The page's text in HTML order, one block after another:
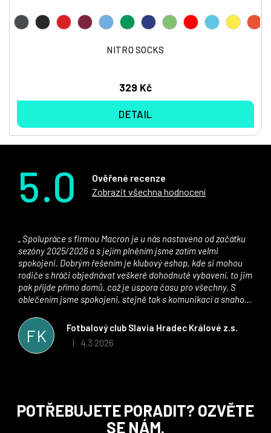
NITRO SOCKS
329 Kč
DETAIL
5.0
Ověřené recenze
Zobrazit všechna hodnocení
FK
Fotbalový club Slavia Hradec Králové z.s.
Hodnocení obchodu je 5 z 5 hvězdiček.
| 4.3.2026
sezóny 2025/2026 a s jejím plněním jsme zatím velmi
spokojeni. Dobrým řešením je klubový eshop, kde si mohou
rodiče s hráči objednávat veškeré dohodnuté vybavení, to jim
pak přijde přímo domů, což je úspora času pro všechny. S
oblečením jsme spokojeni, stejně tak s komunikací a snahou
stran. Věříme, že v tomto duchu bude spolupráce pokračovat
i nadále, nyní už začínáme řešit i první sady dresů ;)
POTŘEBUJETE PORADIT? OZVĚTE
SE NÁM.